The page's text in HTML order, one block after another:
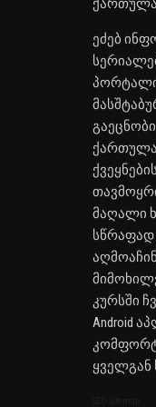
ეძებ
მაღალი
სწრაფად
კურსში
Android
ყველგან